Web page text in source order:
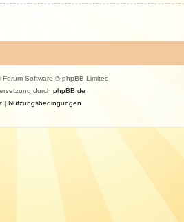
Forum Software © phpBB Limited
durch phpBB.de
| Nutzungsbedingungen